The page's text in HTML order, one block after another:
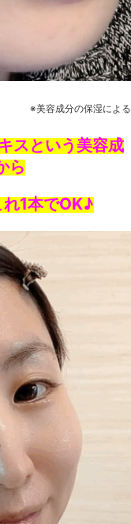
※美容成分の保湿による
スという 美容成
ら
1本でOK♪